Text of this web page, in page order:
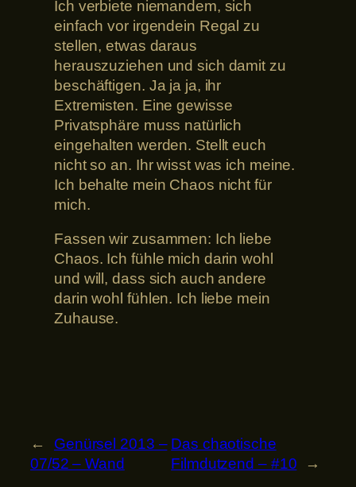
Ich verbiete niemandem, sich
einfach vor irgendein Regal zu
stellen, etwas daraus
herauszuziehen und sich damit zu
beschäftigen. Ja ja ja, ihr
Extremisten. Eine gewisse
Privatsphäre muss natürlich
eingehalten werden. Stellt euch
nicht so an. Ihr wisst was ich meine.
Ich behalte mein Chaos nicht für
mich.
Fassen wir zusammen: Ich liebe
Chaos. Ich fühle mich darin wohl
und will, dass sich auch andere
darin wohl fühlen. Ich liebe mein
Zuhause.
←
Genürsel 2013 –
07/52 – Wand
Das chaotische
Filmdutzend – #10
→